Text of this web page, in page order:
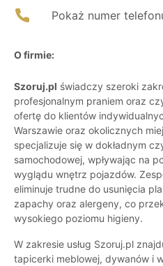
Pokaż numer
O firmie:
Szoruj.pl świadczy szeroki
profesjonalnym praniem oraz
ofertę do klientów
Warszawie oraz okolicznych
specjalizuje się w dokładnym
samochodowej, wpływając na
wyglądu wnętrz pojazdów.
eliminuje trudne do usunięcia
zapachy oraz alergeny, co
wysokiego poziomu higieny.
W zakresie usług Szoruj.pl
tapicerki meblowej, dywanów i